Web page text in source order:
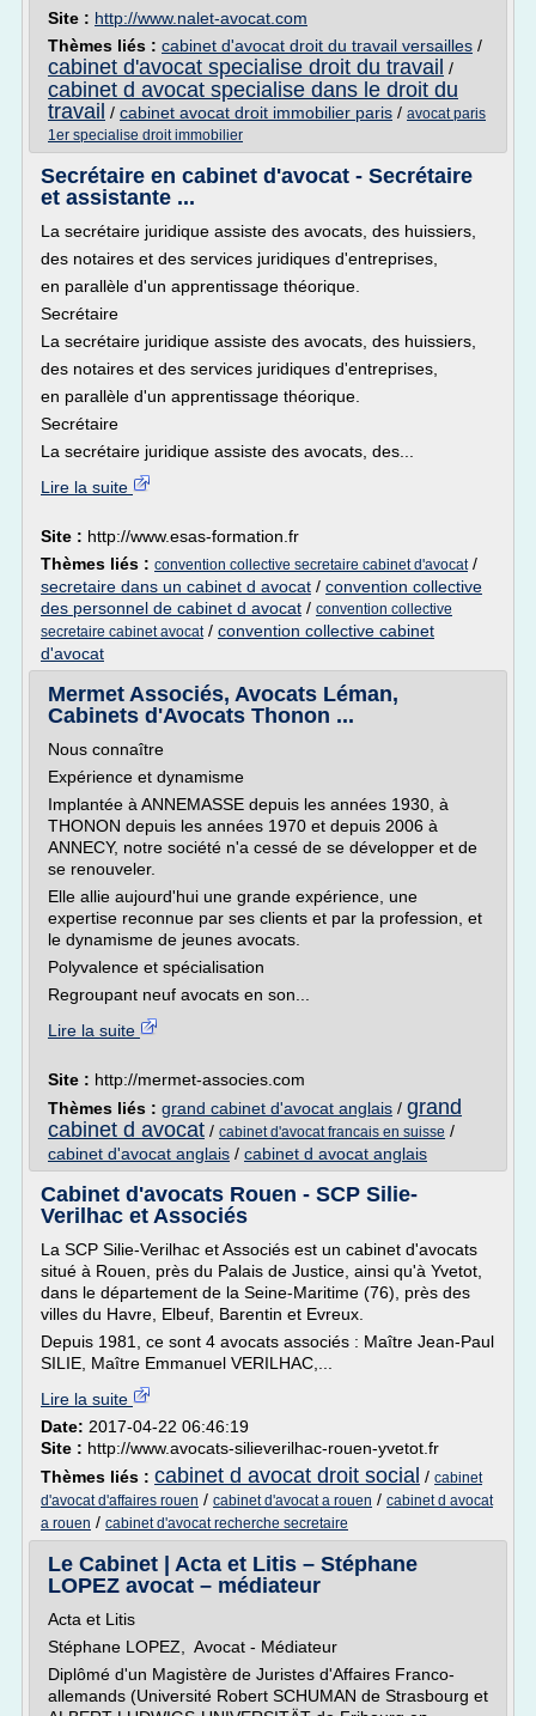
Site : http://www.nalet-avocat.com
Thèmes liés : cabinet d'avocat droit du travail versailles /
cabinet d'avocat specialise droit du travail /
cabinet d avocat specialise dans le droit du
travail / cabinet avocat droit immobilier paris / avocat paris
1er specialise droit immobilier
Secrétaire en cabinet d'avocat - Secrétaire
et assistante ...
La secrétaire juridique assiste des avocats, des huissiers,
des notaires et des services juridiques d'entreprises,
en parallèle d'un apprentissage théorique.
Secrétaire
La secrétaire juridique assiste des avocats, des huissiers,
des notaires et des services juridiques d'entreprises,
en parallèle d'un apprentissage théorique.
Secrétaire
La secrétaire juridique assiste des avocats, des...
Lire la suite
Site : http://www.esas-formation.fr
Thèmes liés : convention collective secretaire cabinet d'avocat/
secretaire dans un cabinet d avocat / convention collective
des personnel de cabinet d avocat / convention collective
secretaire cabinet avocat/ convention collective cabinet
d'avocat
Mermet Associés, Avocats Léman,
Cabinets d'Avocats Thonon ...
Nous connaître
Expérience et dynamisme
Implantée à ANNEMASSE depuis les années 1930, à
THONON depuis les années 1970 et depuis 2006 à
ANNECY, notre société n'a cessé de se développer et de
se renouveler.
Elle allie aujourd'hui une grande expérience, une
expertise reconnue par ses clients et par la profession, et
le dynamisme de jeunes avocats.
Polyvalence et spécialisation
Regroupant neuf avocats en son...
Lire la suite
Site : http://mermet-associes.com
Thèmes liés : grand cabinet d'avocat anglais / grand
cabinet d avocat / cabinet d'avocat francais en suisse /
cabinet d'avocat anglais / cabinet d avocat anglais
Cabinet d'avocats Rouen - SCP Silie-
Verilhac et Associés
La SCP Silie-Verilhac et Associés est un cabinet d'avocats
situé à Rouen, près du Palais de Justice, ainsi qu'à Yvetot,
dans le département de la Seine-Maritime (76), près des
villes du Havre, Elbeuf, Barentin et Evreux.
Depuis 1981, ce sont 4 avocats associés : Maître Jean-Paul
SILIE, Maître Emmanuel VERILHAC,...
Lire la suite
Date: 2017-04-22 06:46:19
Site : http://www.avocats-silieverilhac-rouen-yvetot.fr
Thèmes liés : cabinet d avocat droit social / cabinet
d'avocat d'affaires rouen / cabinet d'avocat a rouen / cabinet d avocat
a rouen / cabinet d'avocat recherche secretaire
Le Cabinet | Acta et Litis – Stéphane
LOPEZ avocat – médiateur
Acta et Litis
Stéphane LOPEZ, Avocat - Médiateur
Diplômé d'un Magistère de Juristes d'Affaires Franco-
allemands (Université Robert SCHUMAN de Strasbourg et